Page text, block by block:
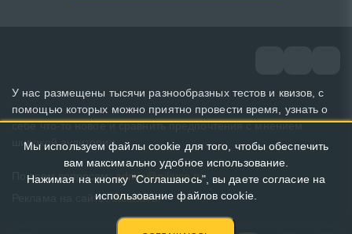
У нас размещены тысячи разнообразных тестов и квизов, с
помощью которых можно приятно провести время, узнать о
себе что-то новое и сравнить предпочтения с мнением
широкой аудитории.
По всем вопросам: admin@pikuco.ru
Реклама на сайте: Заказать!
Мы используем файлы cookie для того, чтобы обеспечить
вам максимально удобное использование.
Нажимая на кнопку "Соглашаюсь", вы даете согласие на
использование файлов cookie.